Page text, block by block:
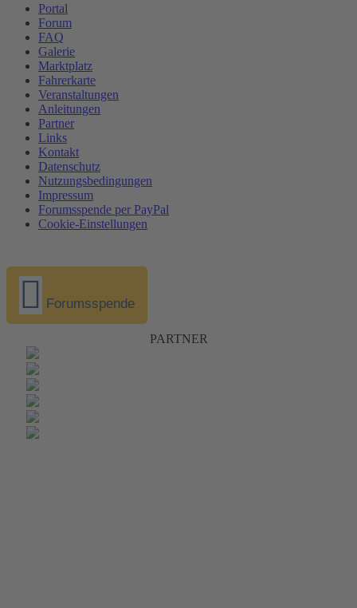
Portal
Forum
FAQ
Galerie
Marktplatz
Fahrerkarte
Veranstaltungen
Anleitungen
Partner
Links
Kontakt
Datenschutz
Nutzungsbedingungen
Impressum
Forumsspende per PayPal
Cookie-Einstellungen
Forumsspende
PARTNER